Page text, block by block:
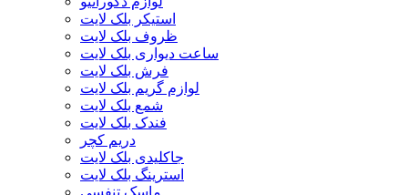
استیکر بلک لایت
ظروف بلک لایت
ساعت دیواری بلک لایت
فرش بلک لایت
لوازم گریم بلک لایت
شمع بلک لایت
فندک بلک لایت
دریم کچر
جاکلیدی بلک لایت
استرینگ بلک لایت
ماسک تنفسی